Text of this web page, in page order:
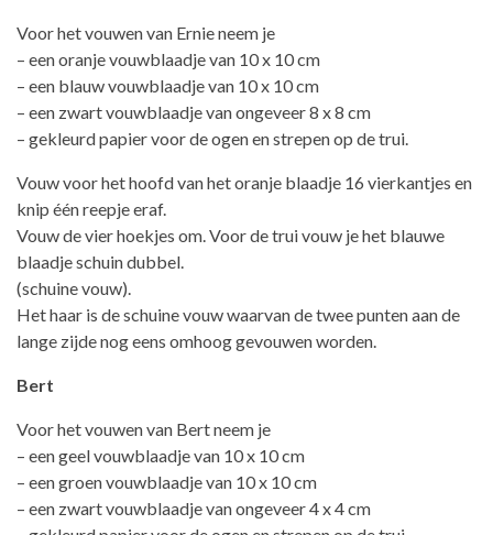
Voor het vouwen van Ernie neem je
– een oranje vouwblaadje van 10 x 10 cm
– een blauw vouwblaadje van 10 x 10 cm
– een zwart vouwblaadje van ongeveer 8 x 8 cm
– gekleurd papier voor de ogen en strepen op de trui.
Vouw voor het hoofd van het oranje blaadje 16 vierkantjes en
knip één reepje eraf.
Vouw de vier hoekjes om. Voor de trui vouw je het blauwe
blaadje schuin dubbel.
(schuine vouw).
Het haar is de schuine vouw waarvan de twee punten aan de
lange zijde nog eens omhoog gevouwen worden.
Bert
Voor het vouwen van Bert neem je
– een geel vouwblaadje van 10 x 10 cm
– een groen vouwblaadje van 10 x 10 cm
– een zwart vouwblaadje van ongeveer 4 x 4 cm